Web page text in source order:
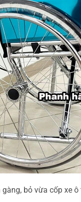
bỏ vừa cốp xe ô